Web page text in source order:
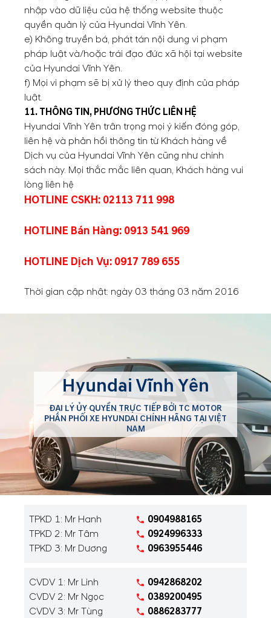
nhập vào dữ liệu của hệ thống website thuộc
quyền quản lý của Hyundai Vĩnh Yên.
e) Không truyền bá, phát tán nội dung vi phạm
pháp luật và/hoặc trái đạo đức xã hội tại website
của Hyundai Vĩnh Yên.
f) Mọi vi phạm sẽ bị xử lý theo quy định của pháp
luật.
11. THÔNG TIN, PHƯƠNG THỨC LIÊN HỆ
Hyundai Vĩnh Yên trân trọng mọi ý kiến đóng góp,
liên hệ và phản hồi thông tin từ Khách hàng về
Dịch vụ của Hyundai Vĩnh Yên cũng như chính
sách này. Mọi thắc mắc liên quan, Khách hàng vui
lòng liên hệ
HOTLINE CSKH: 02113 711 998
HOTLINE Bán Hàng: 0913 541 969
HOTLINE Dịch Vụ: 0917 789 655
Thời gian cập nhật: ngày 03 tháng 03 năm 2016
Hyundai Vĩnh Yên
ĐẠI LÝ ỦY QUYỀN TRỰC TIẾP BỞI TC MOTOR
PHÂN PHỐI XE HYUNDAI CHÍNH HÃNG TẠI VIỆT
NAM
TPKD 1: Mr Hanh
TPKD 2: Mr Tâm
TPKD 3: Mr Dương
0904988165
0924996333
0963955446
CVDV 1: Mr Linh
CVDV 2: Mr Ngọc
CVDV 3: Mr Tùng
0942868202
0389200495
0886283777